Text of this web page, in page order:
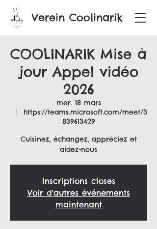
Verein Coolinarik
COOLINARIK Mise à
jour Appel vidéo
2026
mer. 18 mars
  |
https://teams.microsoft.com/meet/3
839613429
Cuisinez, échangez, appréciez et
aidez-nous
Inscriptions closes
Voir d'autres événements
maintenant